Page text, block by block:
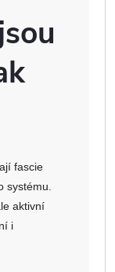
fascie
systému.
aktivní
i